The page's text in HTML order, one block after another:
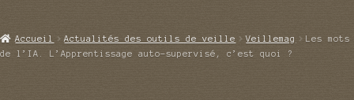
Démos vidéos
Accueil Actualités des outils de veille Veillemag
Les mots
de l’IA. L’Apprentissage auto-supervisé, c’est quoi ?